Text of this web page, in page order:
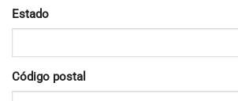
Estado
Código postal